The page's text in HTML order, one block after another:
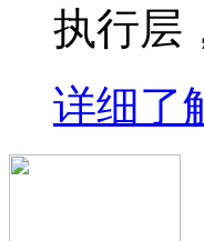
执行层
详细了